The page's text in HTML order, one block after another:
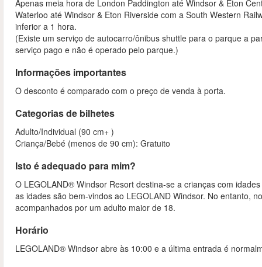
Apenas meia hora de London Paddington até Windsor & Eton
Waterloo até Windsor & Eton Riverside com a South Western
inferior a 1 hora.
(Existe um serviço de autocarro/ônibus shuttle para o parque a
serviço pago e não é operado pelo parque.)
Informações importantes
O desconto é comparado com o preço de venda à porta.
Categorias de bilhetes
Adulto/Individual (90 cm+ )
Criança/Bebé (menos de 90 cm): Gratuito
Isto é adequado para mim?
O LEGOLAND® Windsor Resort destina-se a crianças com
as idades são bem-vindos ao LEGOLAND Windsor. No entanto,
acompanhados por um adulto maior de 18.
Horário
LEGOLAND® Windsor abre às 10:00 e a última entrada é